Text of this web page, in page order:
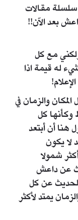
سلسلة مقالات
بعد الآن!!
مع كل
له قيمة اذا
والزمان في
كل
أن أبتعد
لا يكون
شمولا
عن داعش
الحديث عن كل
يمتد لأكثر